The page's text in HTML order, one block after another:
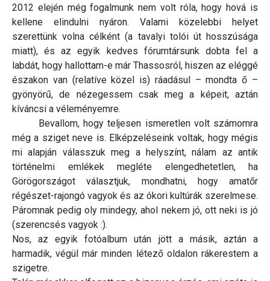
2012 elején még fogalmunk nem volt róla, hogy hová is
kellene elindulni nyáron. Valami közelebbi helyet
szerettünk volna célként (a tavalyi tolói út hosszúsága
miatt), és az egyik kedves fórumtársunk dobta fel a
labdát, hogy hallottam-e már Thassosról, hiszen az eléggé
északon van (relatíve közel is) ráadásul – mondta ő –
gyönyörű, de nézegessem csak meg a képeit, aztán
kíváncsi a véleményemre.
Bevallom, hogy teljesen ismeretlen volt számomra
még a sziget neve is. Elképzeléseink voltak, hogy mégis
mi alapján válasszuk meg a helyszínt, nálam az antik
történelmi emlékek megléte elengedhetetlen, ha
Görögországot választjuk, mondhatni, hogy amatőr
régészet-rajongó vagyok és az ókori kultúrák szerelmese.
Páromnak pedig oly mindegy, ahol nekem jó, ott neki is jó
(szerencsés vagyok :).
Nos, az egyik fotóalbum után jött a másik, aztán a
harmadik, végül már minden létező oldalon rákerestem a
szigetre.